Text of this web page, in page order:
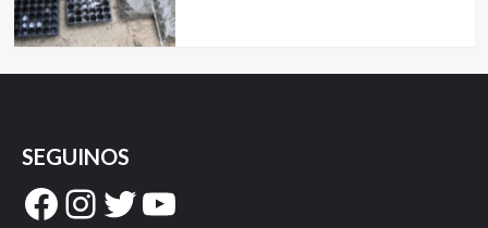
SEGUINOS
Facebook
Instagram
Twitter
YouTube